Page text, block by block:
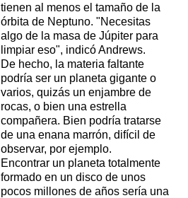
tienen al menos el tamaño de la
órbita de Neptuno. "Necesitas
algo de la masa de Júpiter para
limpiar eso", indicó Andrews.
De hecho, la materia faltante
podría ser un planeta gigante o
varios, quizás un enjambre de
rocas, o bien una estrella
compañera. Bien podría tratarse
de una enana marrón, difícil de
observar, por ejemplo.
Encontrar un planeta totalmente
formado en un disco de unos
pocos millones de años sería una